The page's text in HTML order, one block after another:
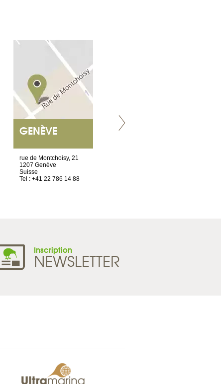
GENÈVE
rue de Montchoisy, 21
1207 Genève
Suisse
Tel : +41 22 786 14 88
Inscription
NEWSLETTER